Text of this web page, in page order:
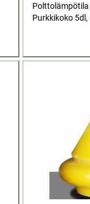
Polttolämpötila
Purkkikoko 5dl,